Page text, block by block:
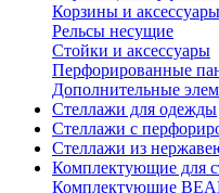
Корзины и аксессуары
Рельсы несущие
Стойки и аксессуары
Перфорированные
Дополнительные
Стеллажи для одежды
Стеллажи с
Стеллажи из
Комплектующие для
Комплектующие